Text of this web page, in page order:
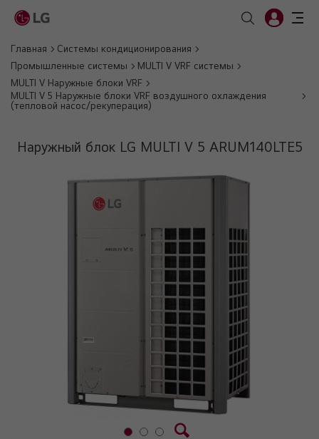
Главная
Системы кондиционирования
Промышленные системы
MULTI V VRF системы
MULTI V Наружные блоки VRF
MULTI V 5 Наружные блоки VRF воздушного охлаждения
(тепловой насос/рекуперация)
Наружный блок LG MULTI V 5 ARUM140LTE5